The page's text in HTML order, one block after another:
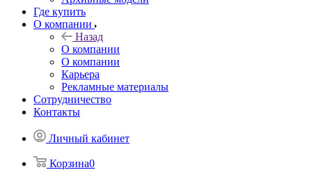
Где купить
О компании
Назад
О компании
О компании
Карьера
Рекламные материалы
Сотрудничество
Контакты
Личный кабинет
Корзина0